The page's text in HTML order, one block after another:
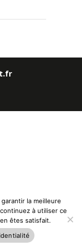
la meilleure
à utiliser ce
êtes satisfait.